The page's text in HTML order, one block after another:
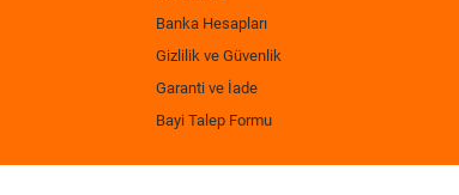
Banka Hesapları
Gizlilik ve Güvenlik
Garanti ve İade
Bayi Talep Formu